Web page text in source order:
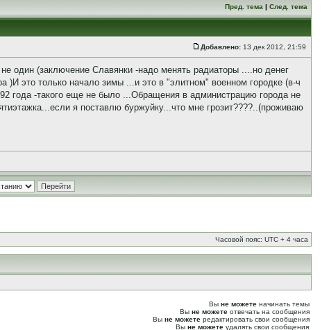
Пред. тема | След. тема
Добавлено: 13 дек 2012, 21:59
один (заключение Славянки -надо менять радиаторы ....но денег
)И это только начало зимы ...и это в "элитном" военном городке (в-ч
года -такого еще не было ...Обращения в администрацию города не
я поставлю буржуйку...что мне грозит????..(проживаю
Часовой пояс: UTC + 4 часа
Вы не можете начинать темы
Вы не можете отвечать на сообщения
Вы не можете редактировать свои сообщения
Вы не можете удалять свои сообщения